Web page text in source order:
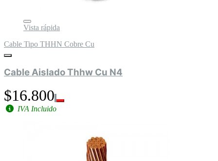
Vista rápida
Cable Tipo THHN Cobre Cu
Cable Aislado Thhw Cu N4
$16.800
IVA Incluido